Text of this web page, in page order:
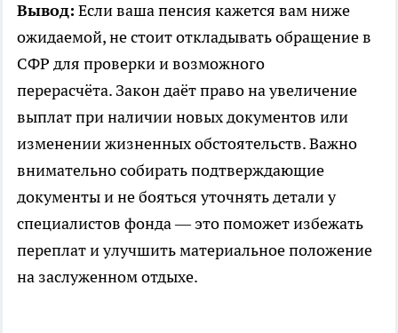
Вывод: Если ваша пенсия кажется вам ниже
ожидаемой, не стоит откладывать обращение в
СФР для проверки и возможного
перерасчёта. Закон даёт право на увеличение
выплат при наличии новых документов или
изменении жизненных обстоятельств. Важно
внимательно собирать подтверждающие
документы и не бояться уточнять детали у
специалистов фонда — это поможет избежать
переплат и улучшить материальное положение
на заслуженном отдыхе.